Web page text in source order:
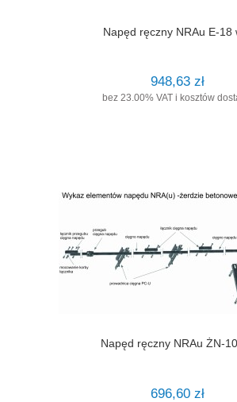
Napęd ręczny NRAu E-18
948,63 zł
bez 23.00% VAT i kosztów
Napęd ręczny NRAu ŻN-
696,60 zł